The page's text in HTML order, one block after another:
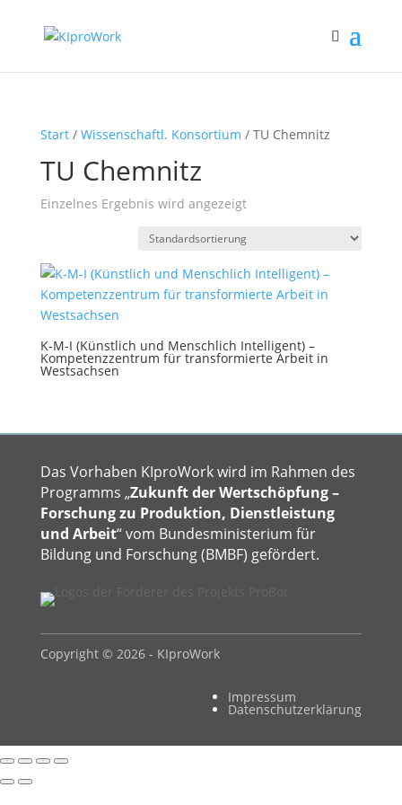
Start/ Wissenschaftl. Konsortium / TU Chemnitz
TU Chemnitz
Einzelnes Ergebnis wird angezeigt
K-M-I (Künstlich und Menschlich Intelligent) –
Kompetenzzentrum für transformierte Arbeit in
Westsachsen
Das Vorhaben KIproWork wird im Rahmen des
Programms „Zukunft der Wertschöpfung –
Forschung zu Produktion, Dienstleistung
und Arbeit“ vom Bundesministerium für
Bildung und Forschung (BMBF) gefördert.
Copyright © 2026 - KIproWork
Impressum
Datenschutzerklärung